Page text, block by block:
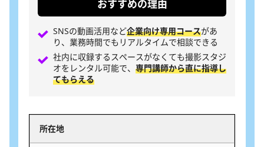
おすすめの理由
SNSの動画活用など企業向け専用コースがあ
り、業務時間でもリアルタイムで相談できる
社内に収録するスペースがなくても撮影スタジ
オをレンタル可能で、 専門講師から直に指導し
てもらえる
所在地